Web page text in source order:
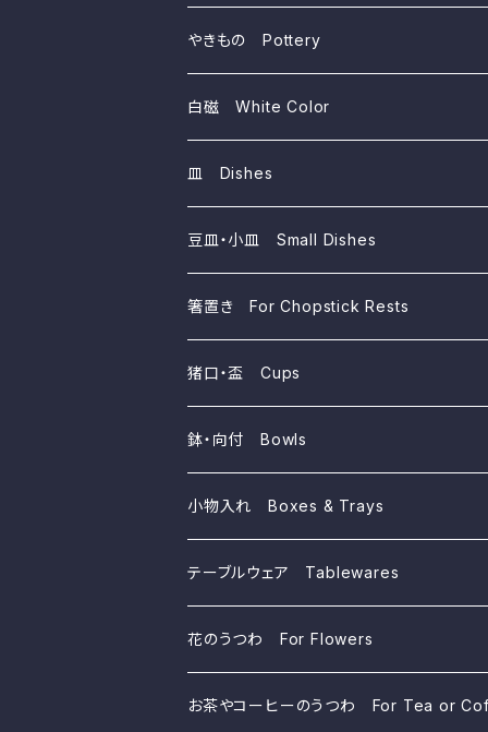
~1,000yen
やきもの Pottery
磁器 Porcelains
陶器 Ceramics
白磁 White Color
皿 Dishes
豆皿・小皿 Small Dishes
箸置き For Chopstick Rests
猪口・盃 Cups
鉢・向付 Bowls
小物入れ Boxes & Trays
テーブルウェア Tablewares
花のうつわ For Flowers
お茶やコーヒーのうつわ For Tea or